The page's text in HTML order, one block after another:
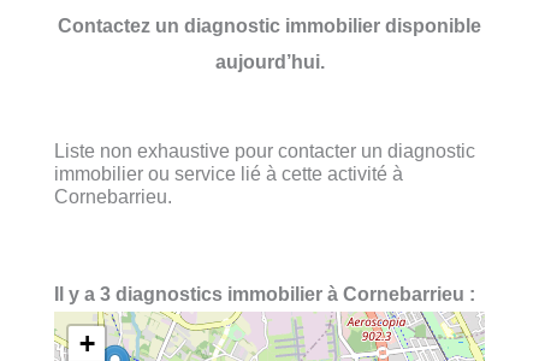
Contactez un diagnostic immobilier disponible
aujourd’hui.
Liste non exhaustive pour contacter un diagnostic
immobilier ou service lié à cette activité à
Cornebarrieu.
Il y a 3 diagnostics immobilier à Cornebarrieu :
+